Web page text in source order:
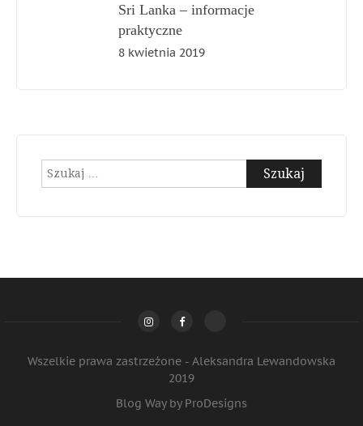
Sri Lanka – informacje
praktyczne
8 kwietnia 2019
Szukaj:
Wszelkie prawa zastrzeżone - Aleksandra Lewandowska
2019
Blog Way by ProDesigns